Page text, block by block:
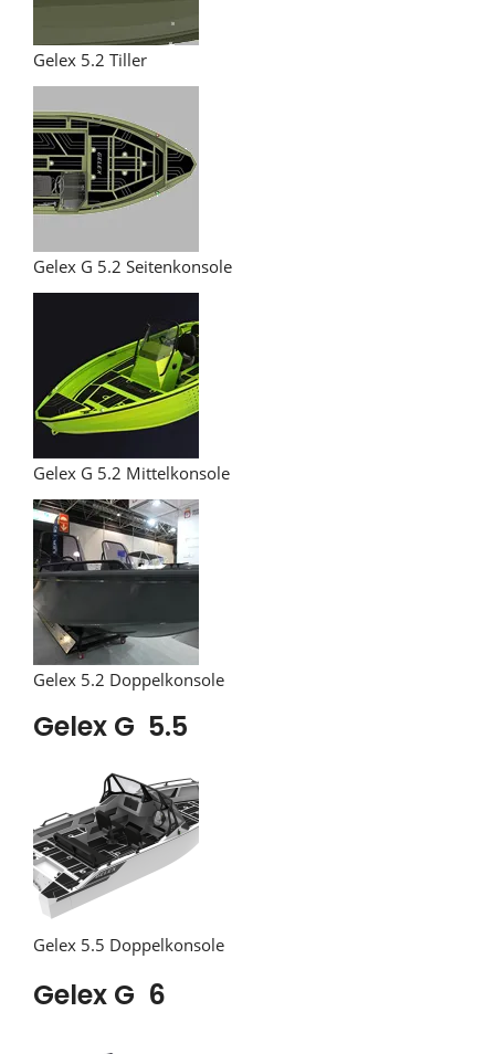
Gelex 5.2 Tiller
Gelex G 5.2 Seitenkonsole
Gelex G 5.2 Mittelkonsole
Gelex 5.2 Doppelkonsole
Gelex G 5.5
Gelex 5.5 Doppelkonsole
Gelex G 6